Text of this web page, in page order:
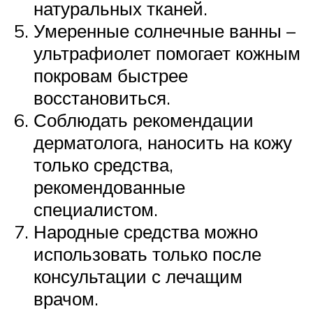
натуральных тканей.
Умеренные солнечные ванны –
ультрафиолет помогает кожным
покровам быстрее
восстановиться.
Соблюдать рекомендации
дерматолога, наносить на кожу
только средства,
рекомендованные
специалистом.
Народные средства можно
использовать только после
консультации с лечащим
врачом.